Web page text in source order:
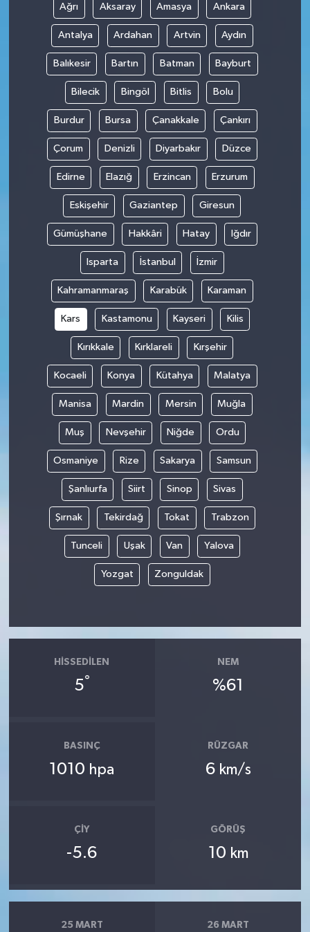
Ağrı Aksaray Amasya Ankara
Antalya Ardahan Artvin Aydın
Balıkesir Bartın Batman Bayburt
Bilecik Bingöl Bitlis Bolu
Burdur Bursa Çanakkale Çankırı
Çorum Denizli Diyarbakır Düzce
Edirne Elazığ Erzincan Erzurum
Eskişehir Gaziantep Giresun
Gümüşhane Hakkâri Hatay Iğdır
Isparta İstanbul İzmir
Kahramanmaraş Karabük Karaman
Kars Kastamonu Kayseri Kilis
Kırıkkale Kırklareli Kırşehir
Kocaeli Konya Kütahya Malatya
Manisa Mardin Mersin Muğla
Muş Nevşehir Niğde Ordu
Osmaniye Rize Sakarya Samsun
Şanlıurfa Siirt Sinop Sivas
Şırnak Tekirdağ Tokat Trabzon
Tunceli Uşak Van Yalova
Yozgat Zonguldak
HISSEDILEN
5°
NEM
%61
BASINÇ
1010 hpa
RÜZGAR
6 km/s
ÇIY
-5.6
GÖRÜŞ
10 km
25 MART 26 MART